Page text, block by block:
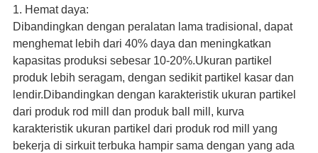
1. Hemat daya:
Dibandingkan dengan peralatan lama tradisional, dapat
menghemat lebih dari 40% daya dan meningkatkan
kapasitas produksi sebesar 10-20%.Ukuran partikel
produk lebih seragam, dengan sedikit partikel kasar dan
lendir.Dibandingkan dengan karakteristik ukuran partikel
dari produk rod mill dan produk ball mill, kurva
karakteristik ukuran partikel dari produk rod mill yang
bekerja di sirkuit terbuka hampir sama dengan yang ada